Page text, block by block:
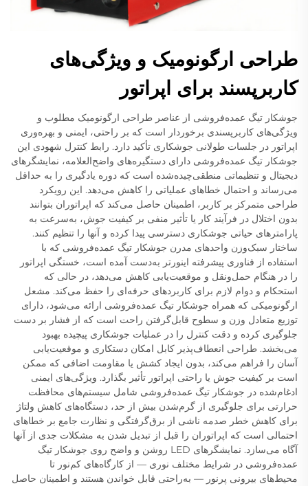
طراحی ارگونومیک و ویژگی‌های
کاربرپسند برای اپراتور
جوشکار تیگ عمده‌فروشی از عناصر طراحی ارگونومیک مطلوب و
ویژگی‌های کاربرپسندی برخوردار است که بر راحتی، ایمنی و بهره‌وری
اپراتور در جلسات طولانی جوشکاری تأکید دارد. رابط کنترل شهودی این
جوشکار تیگ عمده‌فروشی دارای دستگیره‌های واضح‌العلامه، نمایشگرهای
دیجیتال و تنظیماتی منطقی‌چیده‌شده است که دوره یادگیری را به حداقل
می‌رساند و احتمال خطاهای عملیاتی را کاهش می‌دهد. این رویکرد
طراحی متمرکز بر کاربر، اطمینان حاصل می‌کند که اپراتوران بتوانند
بدون اختلال در فرآیند کار یا تأثیر منفی بر کیفیت جوش، به‌سرعت به
پارامترهای حیاتی جوشکاری دسترسی پیدا کرده و آنها را تنظیم کنند.
ساختار سبک‌وزن واحدهای مدرن جوشکار تیگ عمده‌فروشی که با
استفاده از فناوری پیشرفته اینورتر به‌دست آمده است، خستگی اپراتور
را در هنگام حمل‌ونقل و موقعیت‌یابی کاهش می‌دهد، در حالی که
استحکام و دوام لازم برای کاربردهای حرفه‌ای را حفظ می‌کند. مشعل
ارگونومیکی که همراه جوشکار تیگ عمده‌فروشی ارائه می‌شود، دارای
توزیع متعادل وزن و سطوح قابل‌گرفتن راحت است که از فشار بر دست
جلوگیری کرده و دقت کنترل را در عملیات جوشکاری پیچیده بهبود
می‌بخشد. طراحی انعطاف‌پذیر کابل امکان دستکاری و موقعیت‌یابی
آسان را فراهم می‌کند، بدون ایجاد کشش یا مقاومت اضافی که ممکن
است بر کیفیت جوش یا راحتی اپراتور تأثیر بگذارد. ویژگی‌های ایمنی
ادغام‌شده در جوشکار تیگ عمده‌فروشی شامل سیستم‌های محافظت
حرارتی برای جلوگیری از گرم‌شدن بیش از حد، دستگاه‌های کاهش ولتاژ
برای کاهش خطر صدمه ناشی از برق‌گرفتگی و نظارت جامع بر خطاهای
احتمالی است که اپراتوران را قبل از تبدیل شدن به مشکلات جدی از آنها
آگاه می‌سازد. نمایشگرهای LED روشن و واضح روی جوشکار تیگ
عمده‌فروشی در شرایط مختلف نوری — از کارگاه‌های کم‌نور تا
محیط‌های بیرونی پرنور — به‌راحتی قابل خواندن هستند و اطمینان حاصل